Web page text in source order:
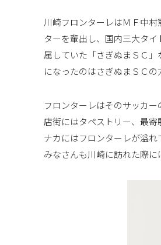
川崎フロンターレはＭＦ中
ターを輩出し、国内三大タ
属していた「さぎぬまＳＣ
になったのはさぎぬまＳＣの
フロンターレはそのサッカ
店街にはタペストリー、最
ナカにはフロンターレが溢れ
みなさんも川崎に訪れた際